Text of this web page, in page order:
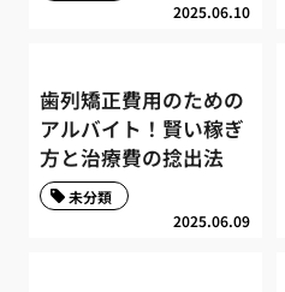
2025.06.10
歯列矯正費用のための
アルバイト！賢い稼ぎ
方と治療費の捻出法
2025.06.09
未分類